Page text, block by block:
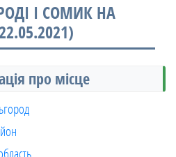
І СОМИК НА
про місце